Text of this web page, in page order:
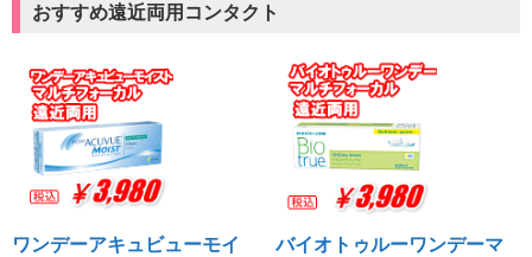
おすすめ遠近両用コンタクト
ワンデーアキュビューモイ
バイオトゥルーワンデーマ